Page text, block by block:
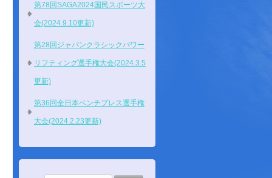
第78回SAGA2024国民スポーツ大
会(2024.9.10更新)
第28回ジャパンクラシックパワー
リフティング選手権大会(2024.3.5
更新)
第36回全日本ベンチプレス選手権
大会(2024.2.23更新)